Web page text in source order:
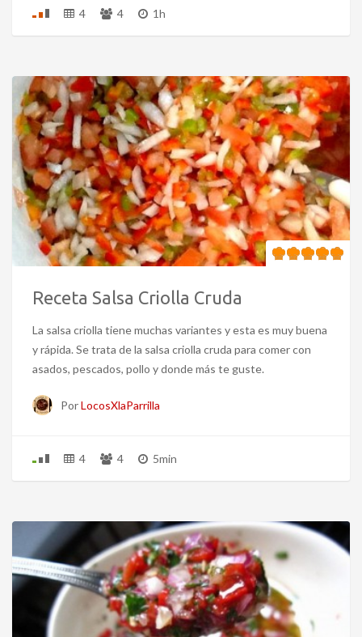
4 4 1h
Receta Salsa Criolla Cruda
La salsa criolla tiene muchas variantes y esta es muy buena
y rápida. Se trata de la salsa criolla cruda para comer con
asados, pescados, pollo y donde más te guste.
PorLocosXlaParrilla
4 4 5min